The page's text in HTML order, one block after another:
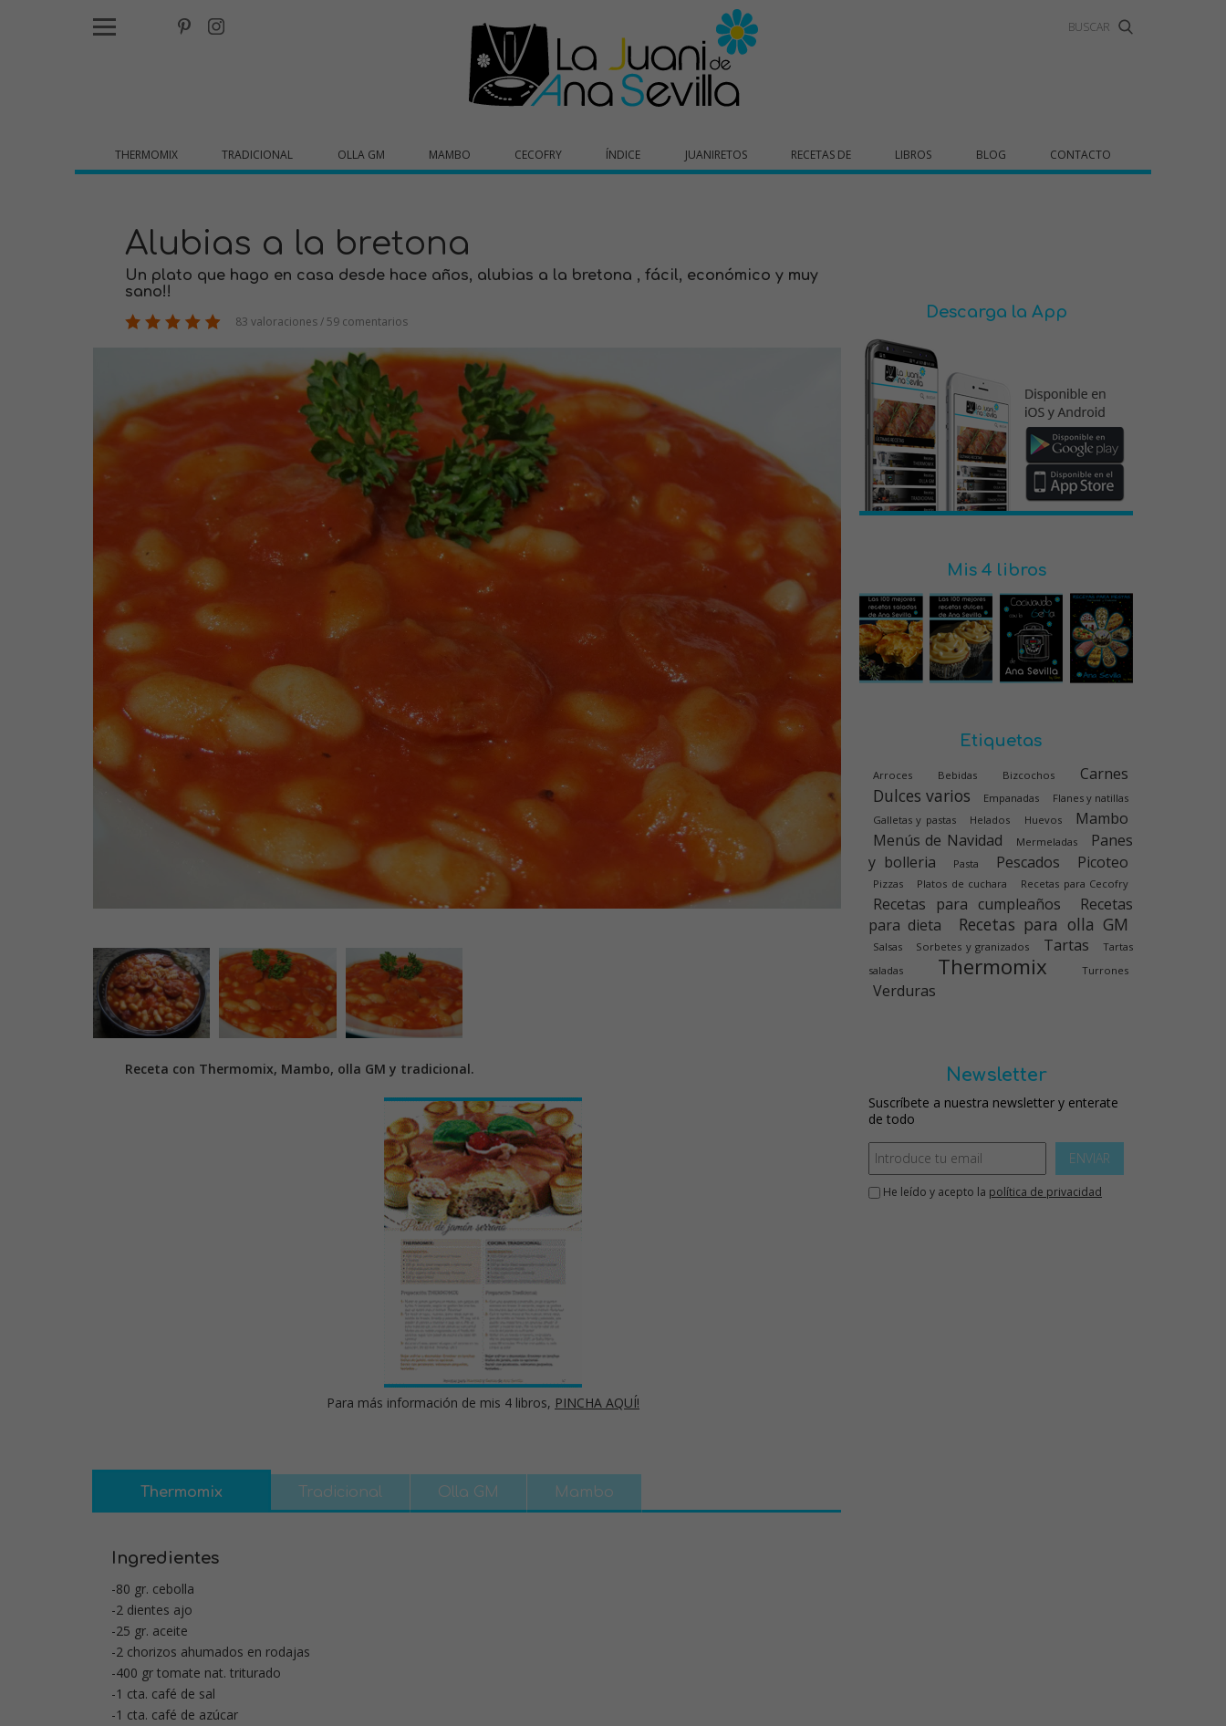
THERMOMIX TRADICIONAL OLLA GM MAMBO CECOFRY ÍNDICE JUANIRETOS RECETAS DE LIBROS BLOG CONTACTO
Alubias a la bretona
Un plato que hago en casa desde hace años, alubias a la bretona , fácil, económico y muy
sano!!
83 valoraciones / 59 comentarios
Receta con Thermomix, Mambo, olla GM y tradicional.
Para más información de mis 4 libros, PINCHA AQUÍ!
Thermomix Tradicional Olla GM Mambo
Ingredientes
-80 gr. cebolla
-2 dientes ajo
-25 gr. aceite
-2 chorizos ahumados en rodajas
-400 gr tomate nat. triturado
-1 cta. café de sal
-1 cta. café de azúcar
Descarga la App
Mis 4 libros
Etiquetas
Arroces Bebidas Bizcochos Carnes
Dulces varios Empanadas
Flanes y natillas
Galletas y pastas
Helados Huevos
Mambo
Menús de Navidad
Mermeladas
Panes
y bolleria
Pasta Pescados Picoteo
Pizzas Platos de cuchara Recetas para Cecofry
Recetas para cumpleaños
Recetas
para dieta
Recetas para olla GM
Salsas Sorbetes y granizados Tartas
Tartas
saladas
Thermomix Turrones
Verduras
Newsletter
Suscríbete a nuestra newsletter y enterate
de todo
ENVIAR
He leído y acepto la política de privacidad